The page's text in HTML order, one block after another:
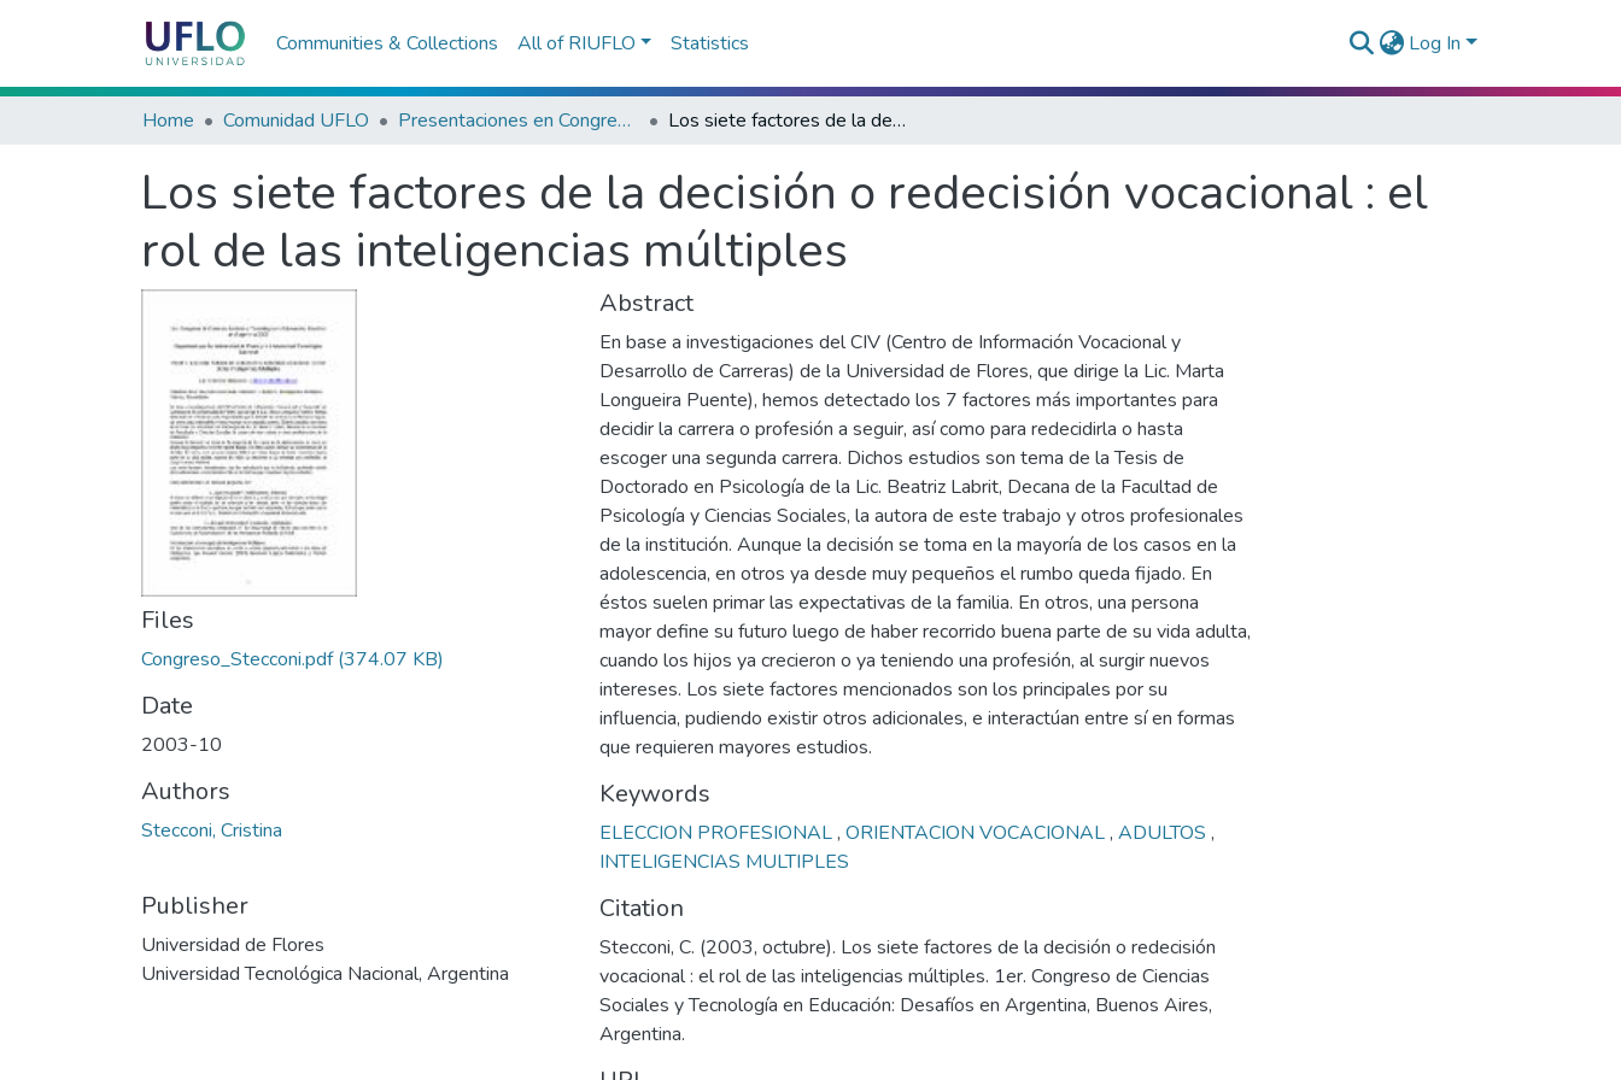
Communities & Collections All of RIUFLO Statistics Log In
Home Comunidad UFLO Presentaciones en Congresos, Encuentros, Jornadas ... Los siete factores de la decisión o redecisión vocacional : el rol de las inteligencias múltiples
Los siete factores de la decisión o redecisión vocacional : el
rol de las inteligencias múltiples
Files
Congreso_Stecconi.pdf(374.07 KB)
Date
2003-10
Authors
Stecconi, Cristina
Publisher
Universidad de Flores
Universidad Tecnológica Nacional, Argentina
Abstract
En base a investigaciones del CIV (Centro de Información Vocacional y
Desarrollo de Carreras) de la Universidad de Flores, que dirige la Lic. Marta
Longueira Puente), hemos detectado los 7 factores más importantes para
decidir la carrera o profesión a seguir, así como para redecidirla o hasta
escoger una segunda carrera. Dichos estudios son tema de la Tesis de
Doctorado en Psicología de la Lic. Beatriz Labrit, Decana de la Facultad de
Psicología y Ciencias Sociales, la autora de este trabajo y otros profesionales
de la institución. Aunque la decisión se toma en la mayoría de los casos en la
adolescencia, en otros ya desde muy pequeños el rumbo queda fijado. En
éstos suelen primar las expectativas de la familia. En otros, una persona
mayor define su futuro luego de haber recorrido buena parte de su vida adulta,
cuando los hijos ya crecieron o ya teniendo una profesión, al surgir nuevos
intereses. Los siete factores mencionados son los principales por su
influencia, pudiendo existir otros adicionales, e interactúan entre sí en formas
que requieren mayores estudios.
Keywords
ELECCION PROFESIONAL, ORIENTACION VOCACIONAL, ADULTOS ,
INTELIGENCIAS MULTIPLES
Citation
Stecconi, C. (2003, octubre). Los siete factores de la decisión o redecisión
vocacional : el rol de las inteligencias múltiples. 1er. Congreso de Ciencias
Sociales y Tecnología en Educación: Desafíos en Argentina, Buenos Aires,
Argentina.